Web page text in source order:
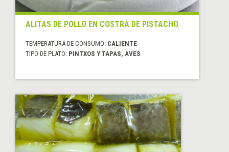
ALITAS DE POLLO EN COSTRA DE PISTACHO
TEMPERATURA DE CONSUMO: CALIENTE
TIPO DE PLATO: PINTXOS Y TAPAS, AVES